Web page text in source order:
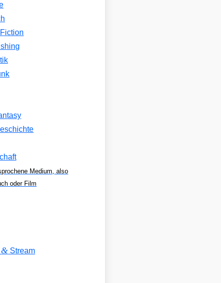
Medium, also
oder Film
& Stream